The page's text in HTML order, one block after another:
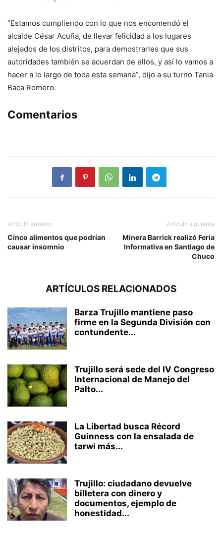
“Estamos cumpliendo con lo que nos encomendó el
alcalde César Acuña, de llevar felicidad a los lugares
alejados de los distritos, para demostrarles que sus
autoridades también se acuerdan de ellos, y así lo vamos a
hacer a lo largo de toda esta semana”, dijo a su turno Tania
Baca Romero.
Comentarios
Artículo anterior
Cinco alimentos que podrían
causar insomnio
Artículo siguiente
Minera Barrick realizó Feria
Informativa en Santiago de
Chuco
ARTÍCULOS RELACIONADOS
Barza Trujillo mantiene paso
firme en la Segunda División con
contundente...
Trujillo será sede del IV Congreso
Internacional de Manejo del
Palto...
La Libertad busca Récord
Guinness con la ensalada de
tarwi más...
Trujillo: ciudadano devuelve
billetera con dinero y
documentos, ejemplo de
honestidad...